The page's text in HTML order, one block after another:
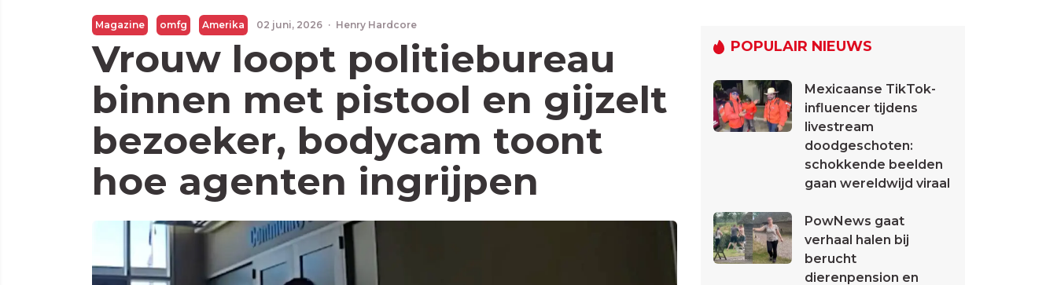
Magazine omfg Amerika 02 juni, 2026 · Henry Hardcore
Vrouw loopt politiebureau
binnen met pistool en gijzelt
bezoeker, bodycam toont
hoe agenten ingrijpen
POPULAIR NIEUWS
Mexicaanse TikTok-
influencer tijdens
livestream
doodgeschoten:
schokkende beelden
gaan wereldwijd viraal
PowNews gaat
verhaal halen bij
berucht
dierenpension en